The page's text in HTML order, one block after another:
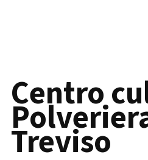
Centro
Treviso